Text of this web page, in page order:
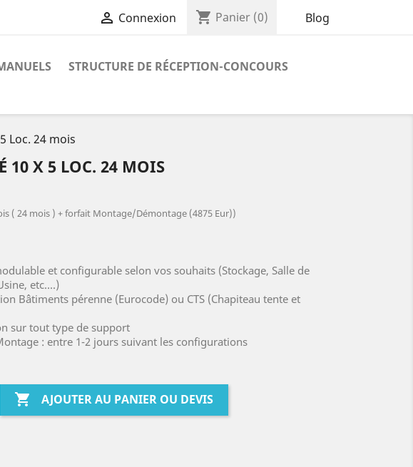
 Connexion shopping_cart Panier (0) Blog
STRUCTURE DE RÉCEPTION-CONCOURS
Loc. 24 mois
10 X 5 LOC. 24 MOIS
( 24 mois ) + forfait Montage/Démontage (4875 Eur))
et configurable selon vos souhaits (Stockage, Salle de
etc....)
Bâtiments pérenne (Eurocode) ou CTS (Chapiteau tente et
sur tout type de support
: entre 1-2 jours suivant les configurations
 AJOUTER AU PANIER OU DEVIS